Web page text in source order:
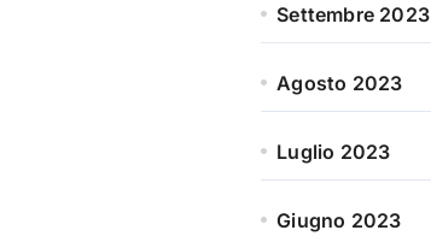
Settembre 2023
Agosto 2023
Luglio 2023
Giugno 2023